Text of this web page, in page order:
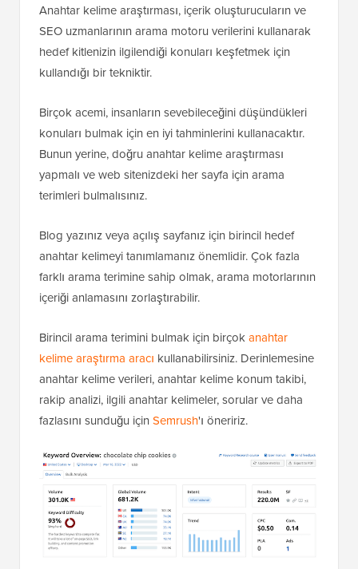
Anahtar kelime araştırması, içerik oluşturucuların ve
SEO uzmanlarının arama motoru verilerini kullanarak
hedef kitlenizin ilgilendiği konuları keşfetmek için
kullandığı bir tekniktir.
Birçok acemi, insanların sevebileceğini düşündükleri
konuları bulmak için en iyi tahminlerini kullanacaktır.
Bunun yerine, doğru anahtar kelime araştırması
yapmalı ve web sitenizdeki her sayfa için arama
terimleri bulmalısınız.
Blog yazınız veya açılış sayfanız için birincil hedef
anahtar kelimeyi tanımlamanız önemlidir. Çok fazla
farklı arama terimine sahip olmak, arama motorlarının
içeriği anlamasını zorlaştırabilir.
Birincil arama terimini bulmak için birçokanahtar
kelime araştırma aracı kullanabilirsiniz. Derinlemesine
anahtar kelime verileri, anahtar kelime konum takibi,
rakip analizi, ilgili anahtar kelimeler, sorular ve daha
fazlasını sunduğu için Semrush'ı öneririz.